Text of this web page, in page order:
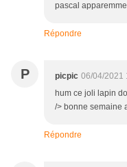
pascal
Répondre
P picpic 06/04/2021
hum ce joli lapin
/> bonne semaine
Répondre